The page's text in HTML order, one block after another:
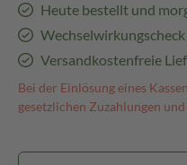
Heute bestellt und
Versandkostenfreie
Bei der Einlösung eines
gesetzlichen Zuzahlungen